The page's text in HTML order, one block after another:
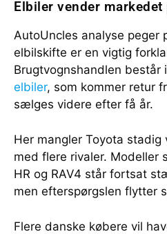
Elbiler vender markedet
AutoUncles analyse peger
elbilskifte er en vigtig
Brugtvognshandlen består
elbiler, som kommer retur
sælges videre efter få år.
Her mangler Toyota stadig
med flere rivaler. Modeller
HR og RAV4 står fortsat
men efterspørgslen flytter
Flere danske købere vil